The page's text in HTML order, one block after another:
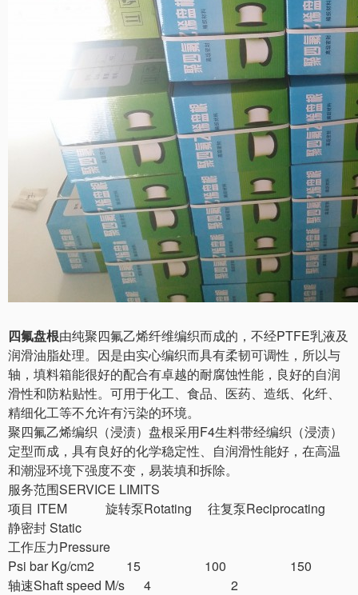
四氟盘根由纯聚四氟乙烯纤维编织而成的，不经PTFE乳液及
润滑油脂处理。因是由实心编织而具有柔韧可调性，所以与
轴，填料箱能很好的配合有卓越的耐腐蚀性能，良好的自润
滑性和防粘贴性。可用于化工、食品、医药、造纸、化纤、
精细化工等不允许有污染的环境。
聚四氟乙烯编织（浸渍）盘根采用F4生料带经编织（浸渍）
定型而成，具有良好的化学稳定性、自润滑性能好，在高温
和潮湿环境下强度不变，易装填和拆除。
服务范围SERVICE LIMITS
项目 ITEM 旋转泵Rotating 往复泵Reciprocating
静密封 Static
工作压力Pressure
Psi bar Kg/cm2 15 100 150
轴速Shaft speed M/s 4 2